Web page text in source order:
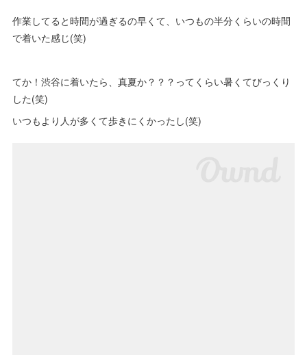
作業してると時間が過ぎるの早くて、いつもの半分くらいの時間
で着いた感じ(笑)
てか！渋谷に着いたら、真夏か？？？ってくらい暑くてびっくり
した(笑)
いつもより人が多くて歩きにくかったし(笑)